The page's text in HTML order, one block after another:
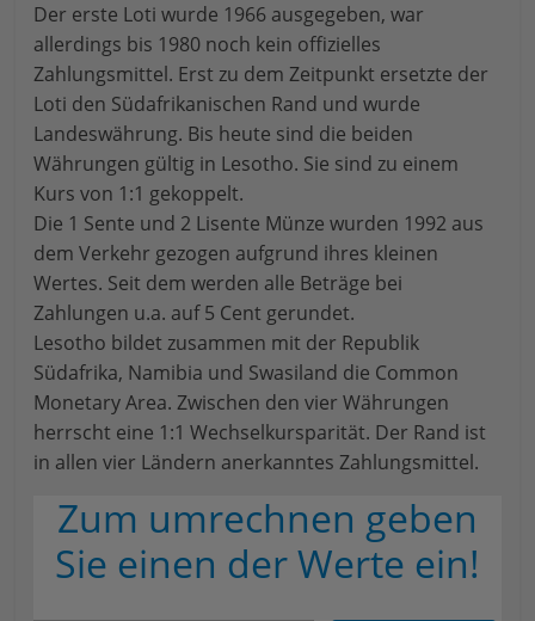
Der erste Loti wurde 1966 ausgegeben, war
allerdings bis 1980 noch kein offizielles
Zahlungsmittel. Erst zu dem Zeitpunkt ersetzte der
Loti den Südafrikanischen Rand und wurde
Landeswährung. Bis heute sind die beiden
Währungen gültig in Lesotho. Sie sind zu einem
Kurs von 1:1 gekoppelt.
Die 1 Sente und 2 Lisente Münze wurden 1992 aus
dem Verkehr gezogen aufgrund ihres kleinen
Wertes. Seit dem werden alle Beträge bei
Zahlungen u.a. auf 5 Cent gerundet.
Lesotho bildet zusammen mit der Republik
Südafrika, Namibia und Swasiland die Common
Monetary Area. Zwischen den vier Währungen
herrscht eine 1:1 Wechselkursparität. Der Rand ist
in allen vier Ländern anerkanntes Zahlungsmittel.
Zum umrechnen geben
Sie einen der Werte ein!